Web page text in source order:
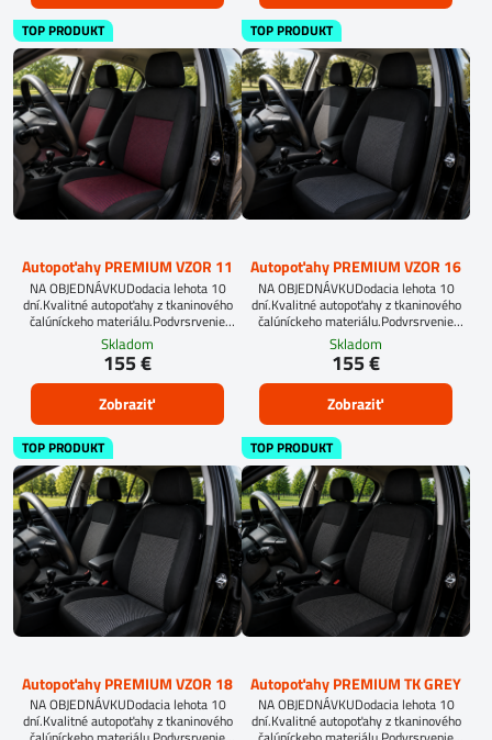
TOP PRODUKT
Autopoťahy PREMIUM VZOR 11
NA OBJEDNÁVKUDodacia lehota 10
dní.Kvalitné autopoťahy z tkaninového
čalúníckeho materiálu.Podvrsrvenie
molitan 5 mm.
Skladom
155 €
Zobraziť
TOP PRODUKT
Autopoťahy PREMIUM VZOR 16
NA OBJEDNÁVKUDodacia lehota 10
dní.Kvalitné autopoťahy z tkaninového
čalúníckeho materiálu.Podvrsrvenie
molitan 5 mm.
Skladom
155 €
Zobraziť
TOP PRODUKT
Autopoťahy PREMIUM VZOR 18
NA OBJEDNÁVKUDodacia lehota 10
dní.Kvalitné autopoťahy z tkaninového
TOP PRODUKT
Autopoťahy PREMIUM TK GREY
NA OBJEDNÁVKUDodacia lehota 10
dní.Kvalitné autopoťahy z tkaninového